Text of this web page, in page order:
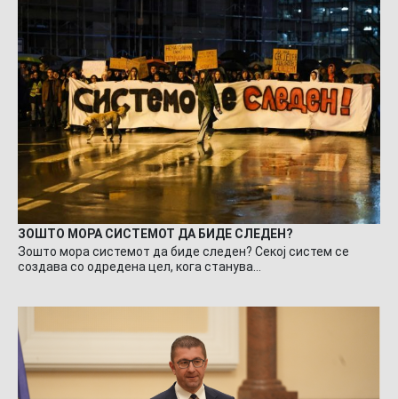
ЗОШТО МОРА СИСТЕМОТ ДА БИДЕ СЛЕДЕН?
Зошто мора системот да биде следен? Секој систем се
создава со одредена цел, кога станува…